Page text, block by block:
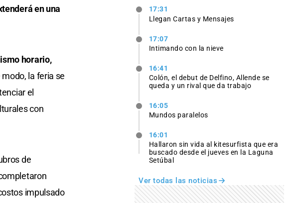
en una
horario,
la feria se
el
con
de
impulsado
17:31
Llegan Cartas y Mensajes
17:07
Intimando con la nieve
16:41
Colón, el debut de Delfino, Allende se
queda y un rival que da trabajo
16:05
Mundos paralelos
16:01
Hallaron sin vida al kitesurfista que era
buscado desde el jueves en la Laguna
Setúbal
Ver todas las noticias